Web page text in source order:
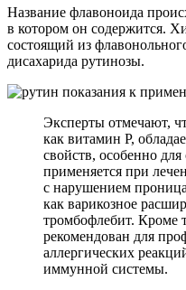
Название флавоноида
в котором он содержится.
состоящий из
дисахарида рутинозы.
Эксперты отмечают,
как витамин P,
свойств, особенно
применяется при
с нарушением
как варикозное
тромбофлебит. Кроме
рекомендован для
аллергических
иммунной системы.